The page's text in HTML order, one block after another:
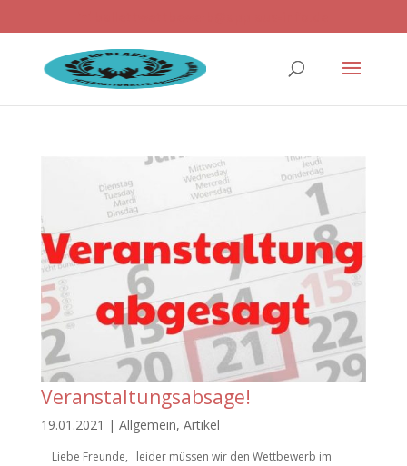
Veranstaltungsabsage!
19.01.2021 | Allgemein, Artikel
Liebe Freunde, leider müssen wir den Wettbewerb im